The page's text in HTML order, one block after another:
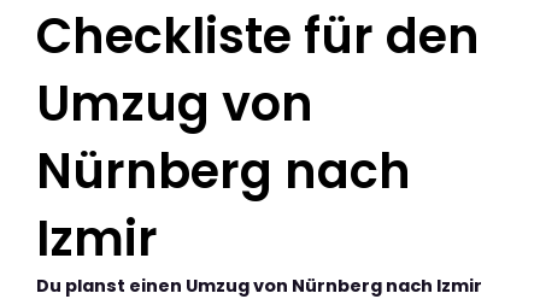
Checkliste für den
Umzug von
Nürnberg nach
Izmir
Du planst einen Umzug von Nürnberg nach Izmir